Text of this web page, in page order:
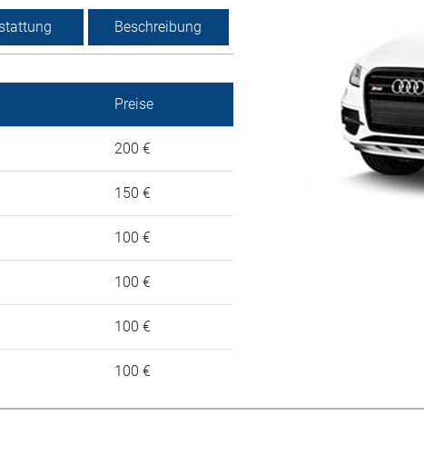
Beschreibung
Preise
200 €
150 €
100 €
100 €
100 €
100 €